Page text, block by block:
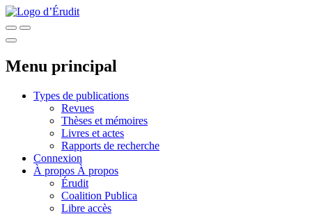
Menu principal
Types de publications
Revues
Thèses et mémoires
Livres et actes
Rapports de recherche
Connexion
À propos À propos
Érudit
Coalition Publica
Libre accès